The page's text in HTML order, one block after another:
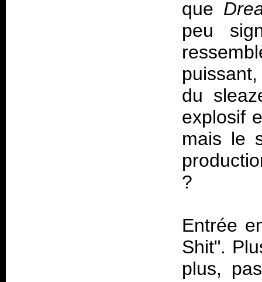
que
peu
du
explosif
mais le
?
Entrée
Shit".
plus,